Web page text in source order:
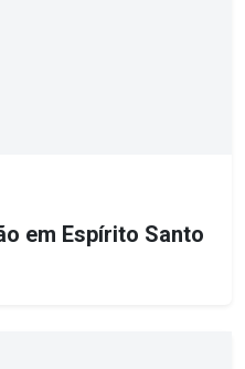
em Espírito Santo